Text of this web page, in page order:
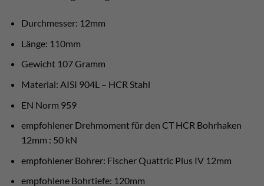
Durchmesser: 12mm
Länge: 110mm
Gewicht 107 Gramm
Material: AISI 904L – HCR Stahl
EN Norm 959
empfohlener Drehmoment für den CT HCR Bohrhaken
12mm : 50 kN
empfohlener Bohrer: Fischer Quattric Plus IV 12mm
empfohlene Bohrtiefe: 120mm